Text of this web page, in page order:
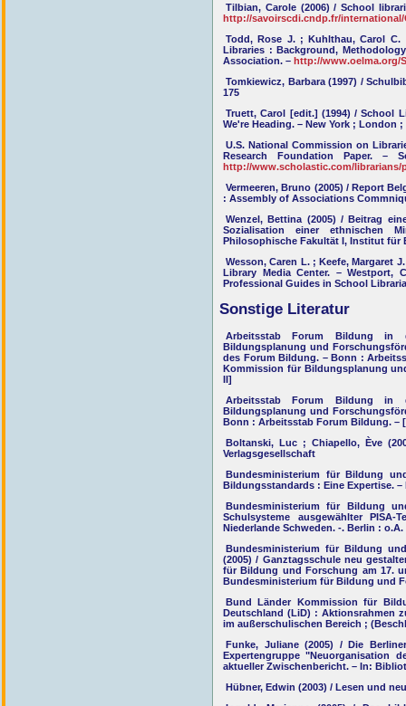
Tilbian, Carole (2006) / School
http://savoirscdi.cndp.fr/international/
Todd, Rose J. ; Kuhlthau, Carol
Libraries : Background,
Association. – http://www.oelma.org/
Tomkiewicz, Barbara (1997) /
175
Truett, Carol [edit.] (1994) / School
We're Heading. – New York ; London
U.S. National Commission on
Research Foundation Paper. –
http://www.scholastic.com/librarians/
Vermeeren, Bruno (2005) / Report
: Assembly of Associations
Wenzel, Bettina (2005) / Beitrag
Sozialisation einer ethnischen
Philosophische Fakultät I, Institut für
Wesson, Caren L. ; Keefe, Margaret
Library Media Center. – Westport,
Professional Guides in School
Sonstige Literatur
Arbeitsstab Forum Bildung in
Bildungsplanung und
des Forum Bildung. – Bonn :
Kommission für Bildungsplanung
II]
Arbeitsstab Forum Bildung in
Bildungsplanung und
Bonn : Arbeitsstab Forum Bildung. –
Boltanski, Luc ; Chiapello, Ève
Verlagsgesellschaft
Bundesministerium für Bildung
Bildungsstandards : Eine Expertise.
Bundesministerium für Bildung
Schulsysteme ausgewählter PISA-
Niederlande Schweden. -. Berlin :
Bundesministerium für Bildung
(2005) / Ganztagsschule neu
für Bildung und Forschung am 17.
Bundesministerium für Bildung und
Bund Länder Kommission für
Deutschland (LiD) : Aktionsrahmen
im außerschulischen Bereich ;
Funke, Juliane (2005) / Die
Expertengruppe "Neuorganisation
aktueller Zwischenbericht. – In:
Hübner, Edwin (2003) / Lesen und